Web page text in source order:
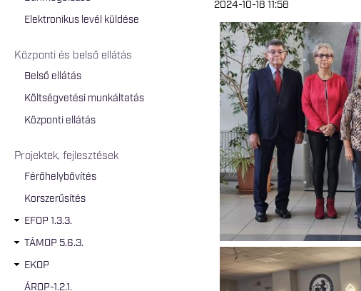
Elektronikus levél küldése
Központi és belső ellátás
Belső ellátás
Költségvetési munkáltatás
Központi ellátás
Projektek, fejlesztések
Férőhelybővítés
Korszerűsítés
EFOP 1.3.3.
TÁMOP 5.6.3.
EKOP
ÁROP-1.2.1.
2024-10-18 11:58